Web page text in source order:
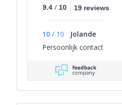
9.4 / 10 19 reviews
10 / 10
Jolande
Persoonlijk contact